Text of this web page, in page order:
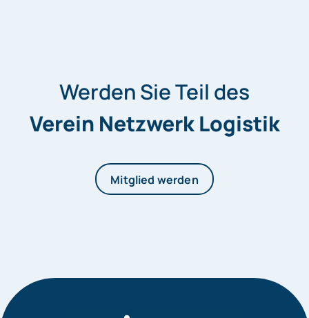
Werden Sie Teil des
Verein Netzwerk Logistik
Mitglied werden